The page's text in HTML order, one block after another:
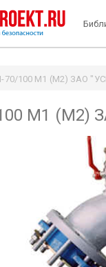
100 М1 (М2) ЗАО
М1 (М2)